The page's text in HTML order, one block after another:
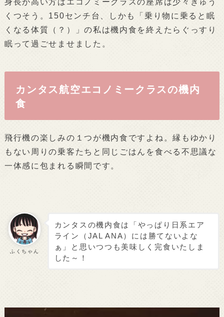
くつそう。150センチ台、しかも「乗り物に乗ると眠
くなる体質（？）」の私は機内食を終えたらぐっすり
眠って過ごせませました。
カンタス航空エコノミークラスの機内
食
飛行機の楽しみの１つが機内食ですよね。縁もゆかり
もない周りの乗客たちと同じごはんを食べる不思議な
一体感に包まれる瞬間です。
ふくちゃん
カンタスの機内食は「やっぱり日系エア
ライン（JAL ANA）には勝てないよな
ぁ」と思いつつも美味しく完食いたしま
した～！